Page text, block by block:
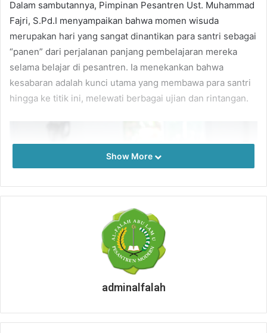
Dalam sambutannya, Pimpinan Pesantren Ust. Muhammad
Fajri, S.Pd.I menyampaikan bahwa momen wisuda
merupakan hari yang sangat dinantikan para santri sebagai
“panen” dari perjalanan panjang pembelajaran mereka
selama belajar di pesantren. Ia menekankan bahwa
kesabaran adalah kunci utama yang membawa para santri
hingga ke titik ini, melewati berbagai ujian dan rintangan.
BANYAK SEJARAH DAN SARAT AKAN
Show More
adminalfalah